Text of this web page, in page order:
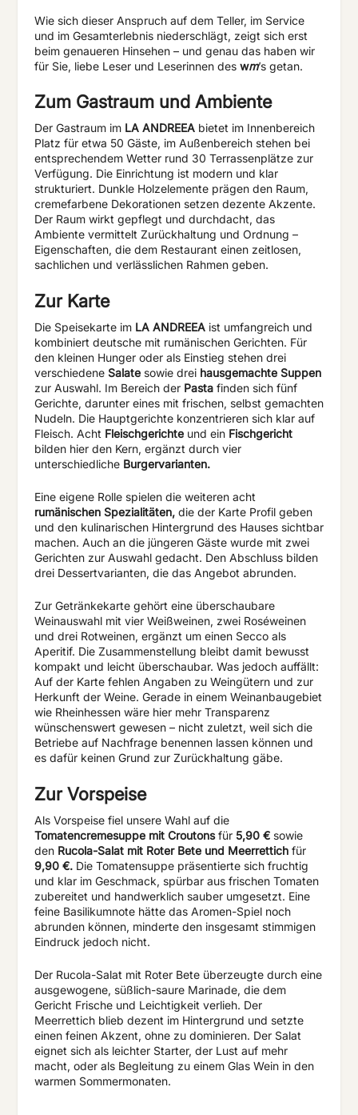
Wie sich dieser Anspruch auf dem Teller, im Service
und im Gesamterlebnis niederschlägt, zeigt sich erst
beim genaueren Hinsehen – und genau das haben wir
für Sie, liebe Leser und Leserinnen des wmʼs getan.
Zum Gastraum und Ambiente
Der Gastraum im LA ANDREEA bietet im Innenbereich
Platz für etwa 50 Gäste, im Außenbereich stehen bei
entsprechendem Wetter rund 30 Terrassenplätze zur
Verfügung. Die Einrichtung ist modern und klar
strukturiert. Dunkle Holzelemente prägen den Raum,
cremefarbene Dekorationen setzen dezente Akzente.
Der Raum wirkt gepflegt und durchdacht, das
Ambiente vermittelt Zurückhaltung und Ordnung –
Eigenschaften, die dem Restaurant einen zeitlosen,
sachlichen und verlässlichen Rahmen geben.
Zur Karte
Die Speisekarte im LA ANDREEA ist umfangreich und
kombiniert deutsche mit rumänischen Gerichten. Für
den kleinen Hunger oder als Einstieg stehen drei
verschiedene Salate sowie drei hausgemachte Suppen
zur Auswahl. Im Bereich der Pasta finden sich fünf
Gerichte, darunter eines mit frischen, selbst gemachten
Nudeln. Die Hauptgerichte konzentrieren sich klar auf
Fleisch. Acht Fleischgerichte und ein Fischgericht
bilden hier den Kern, ergänzt durch vier
unterschiedliche Burgervarianten.
Eine eigene Rolle spielen die weiteren acht
rumänischen Spezialitäten, die der Karte Profil geben
und den kulinarischen Hintergrund des Hauses sichtbar
machen. Auch an die jüngeren Gäste wurde mit zwei
Gerichten zur Auswahl gedacht. Den Abschluss bilden
drei Dessertvarianten, die das Angebot abrunden.
Zur Getränkekarte gehört eine überschaubare
Weinauswahl mit vier Weißweinen, zwei Roséweinen
und drei Rotweinen, ergänzt um einen Secco als
Aperitif. Die Zusammenstellung bleibt damit bewusst
kompakt und leicht überschaubar. Was jedoch auffällt:
Auf der Karte fehlen Angaben zu Weingütern und zur
Herkunft der Weine. Gerade in einem Weinanbaugebiet
wie Rheinhessen wäre hier mehr Transparenz
wünschenswert gewesen – nicht zuletzt, weil sich die
Betriebe auf Nachfrage benennen lassen können und
es dafür keinen Grund zur Zurückhaltung gäbe.
Zur Vorspeise
Als Vorspeise fiel unsere Wahl auf die
Tomatencremesuppe mit Croutonsfür 5,90 € sowie
den Rucola-Salat mit Roter Bete und Meerrettich für
9,90 €. Die Tomatensuppe präsentierte sich fruchtig
und klar im Geschmack, spürbar aus frischen Tomaten
zubereitet und handwerklich sauber umgesetzt. Eine
feine Basilikumnote hätte das Aromen-Spiel noch
abrunden können, minderte den insgesamt stimmigen
Eindruck jedoch nicht.
Der Rucola-Salat mit Roter Bete überzeugte durch eine
ausgewogene, süßlich-saure Marinade, die dem
Gericht Frische und Leichtigkeit verlieh. Der
Meerrettich blieb dezent im Hintergrund und setzte
einen feinen Akzent, ohne zu dominieren. Der Salat
eignet sich als leichter Starter, der Lust auf mehr
macht, oder als Begleitung zu einem Glas Wein in den
warmen Sommermonaten.